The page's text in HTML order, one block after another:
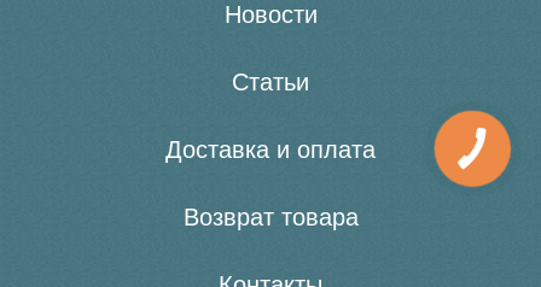
Новости
Статьи
Доставка и оплата
Возврат товара